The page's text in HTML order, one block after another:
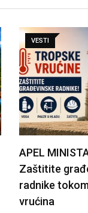
VESTI
APEL
Zaštitite
radnike
vrućina